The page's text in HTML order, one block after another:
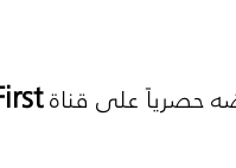
حصرياً على قناة